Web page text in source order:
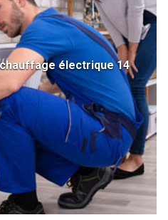
électrique 14